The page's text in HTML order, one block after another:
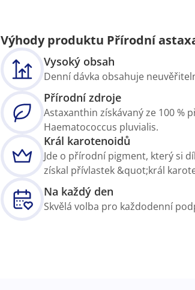
Výhody produktu Přírodní
Vysoký obsah
Denní dávka obsahuje
Přírodní zdroje
Astaxanthin získávaný ze 100 %
Haematococcus pluvialis.
Král karotenoidů
Jde o přírodní pigment, který si
získal přívlastek &quot;král
Na každý den
Skvělá volba pro každodenní